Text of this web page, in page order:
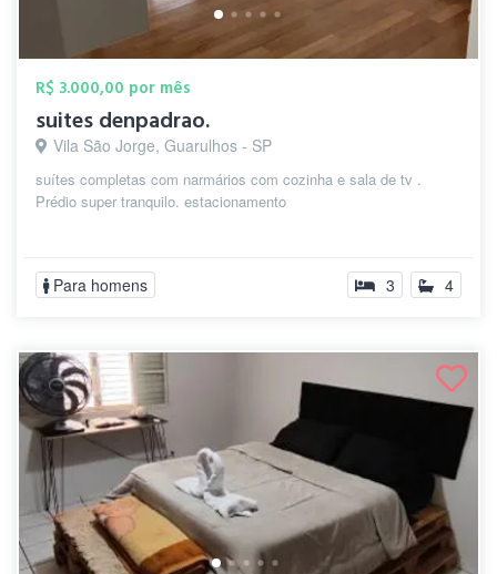
R$ 3.000,00 por mês
suites denpadrao.
Vila São Jorge, Guarulhos - SP
suítes completas com narmários com cozinha e sala de tv .
Prédio super tranquilo. estacionamento
Para homens 3 4